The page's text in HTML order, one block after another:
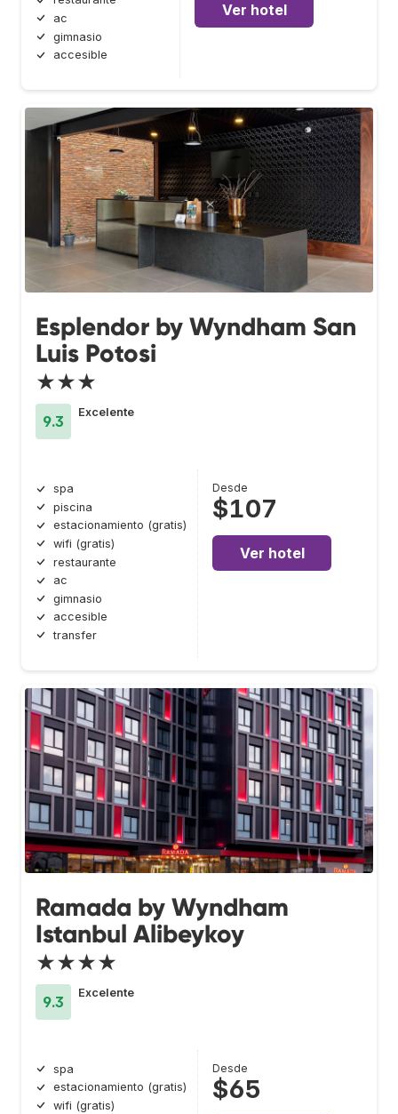
ac
gimnasio
accesible
Ver hotel
Esplendor by Wyndham San
Luis Potosi
★★★
9.3
Excelente
spa
piscina
estacionamiento (gratis)
wifi (gratis)
restaurante
ac
gimnasio
accesible
transfer
Desde
$107
Ver hotel
Ramada by Wyndham
Istanbul Alibeykoy
★★★★
9.3
Excelente
spa
estacionamiento (gratis)
wifi (gratis)
Desde
$65